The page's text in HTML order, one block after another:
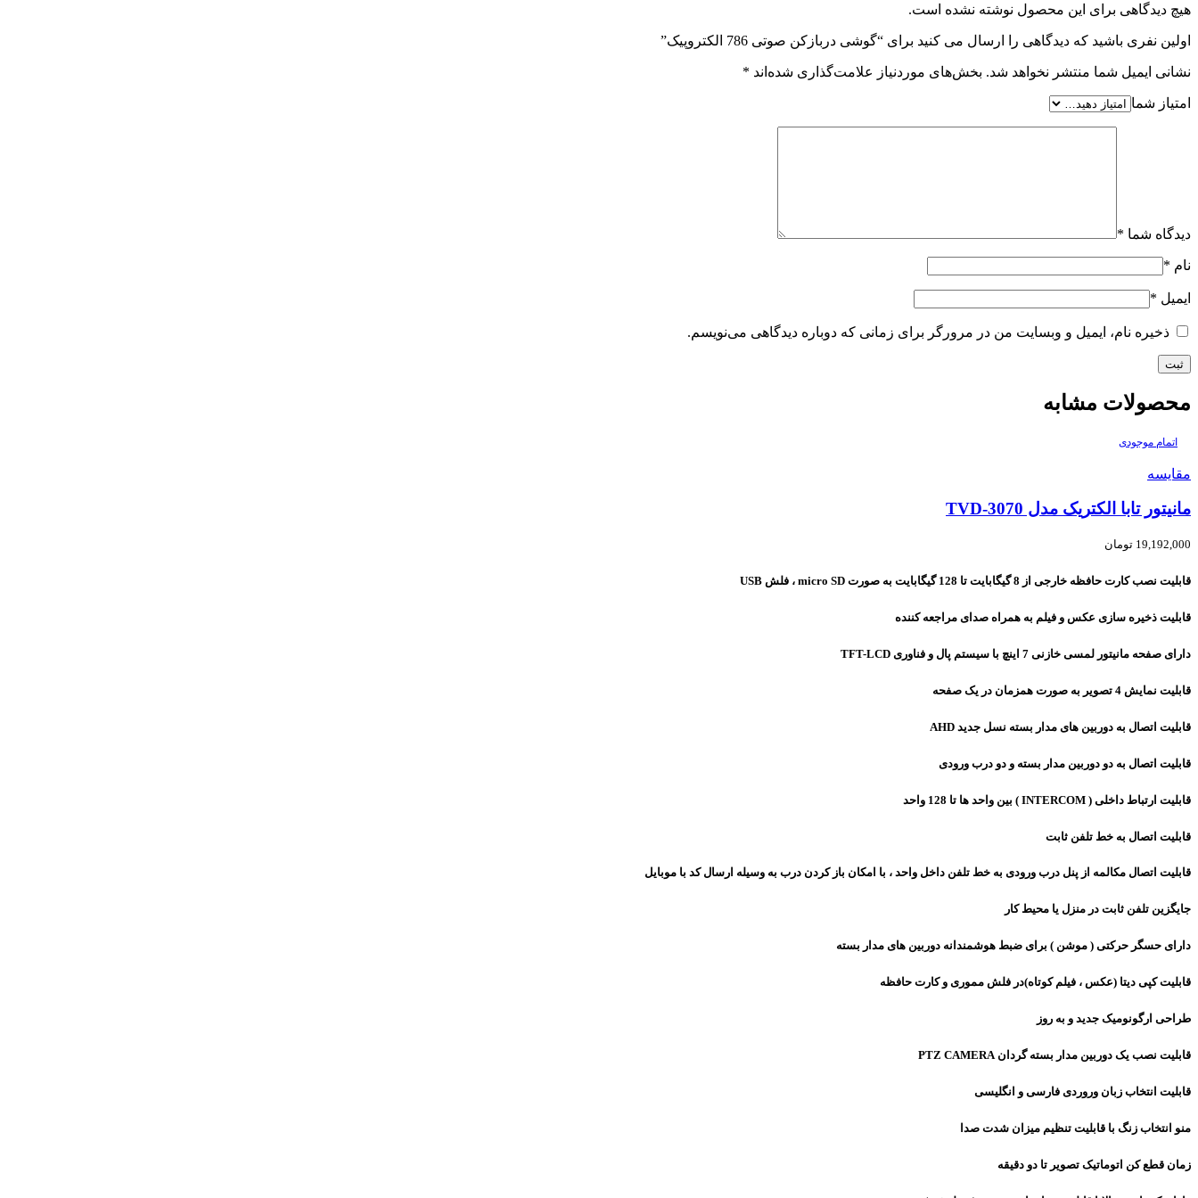
هیچ دیدگاهی برای این محصول نوشته نشده است.
اولین نفری باشید که دیدگاهی را ارسال می کنید برای “گوشی دربازکن صوتی 786 الکتروپیک”
نشانی ایمیل شما منتشر نخواهد شد. بخش‌های موردنیاز علامت‌گذاری شده‌اند *
امتیاز شما
دیدگاه شما *
نام *
ایمیل *
ذخیره نام، ایمیل و وبسایت من در مرورگر برای زمانی که دوباره دیدگاهی می‌نویسم.
محصولات مشابه
اتمام موجودی
مقایسه
مانیتور تابا الکتریک مدل TVD-3070
19,192,000 تومان
قابلیت نصب کارت حافظه خارجی از 8 گیگابایت تا 128 گیگابایت به صورت micro SD ، فلش USB
قابلیت ذخیره سازی عکس و فیلم به همراه صدای مراجعه کننده
دارای صفحه مانیتور لمسی خازنی 7 اینچ با سیستم پال و فناوری TFT-LCD
قابلیت نمایش 4 تصویر به صورت همزمان در یک صفحه
قابلیت اتصال به دوربین های مدار بسته نسل جدید AHD
قابلیت اتصال به دو دوربین مدار بسته و دو درب ورودی
قابلیت ارتباط داخلی ( INTERCOM ) بین واحد ها تا 128 واحد
قابلیت اتصال به خط تلفن ثابت
قابلیت اتصال مکالمه از پنل درب ورودی به خط تلفن داخل واحد ، با امکان باز کردن درب به وسیله ارسال کد با موبایل
جایگزین تلفن ثابت در منزل یا محیط کار
دارای حسگر حرکتی ( موشن ) برای ضبط هوشمندانه دوربین های مدار بسته
قابلیت کپی دیتا (عکس ، فیلم کوتاه)در فلش مموری و کارت حافظه
طراحی ارگونومیک جدید و به روز
قابلیت نصب یک دوربین مدار بسته گردانPTZ CAMERA
قابلیت انتخاب زبان وروردی فارسی و انگلیسی
منو انتخاب زنگ با قابلیت تنظیم میزان شدت صدا
زمان قطع کن اتوماتیک تصویر تا دو دقیقه